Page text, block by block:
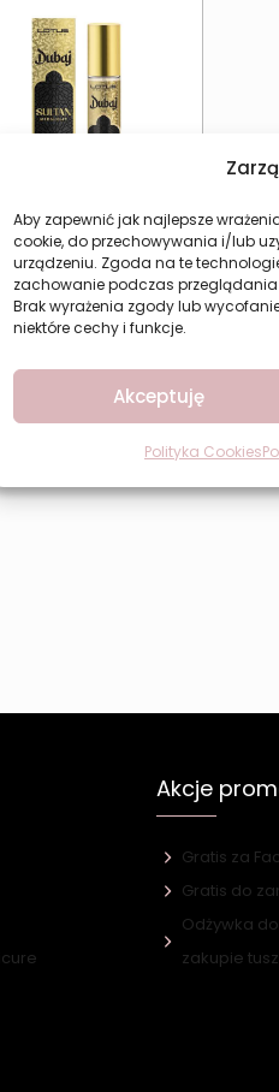
Aby zapewnić jak najlepsze
cookie, do przechowywania i/lub
urządzeniu. Zgoda na te
zachowanie podczas
Brak wyrażenia zgody lub
niektóre cechy i funkcje.
Akceptuję
Polityka Cookies
perfumy uniseks
Sultan Midnight
15,77zł
Dodaj do koszyka
Akcje
Gratis za
Gratis do
Odżywka
zakupie